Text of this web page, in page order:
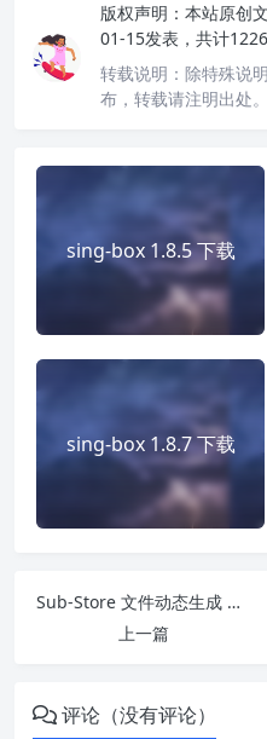
版权声明： 本站原创
01-15发表，共计1226
转载说明： 除特殊说
布，转载请注明出处。
sing-box 1.8.5 下载
sing-box 1.8.7 下载
Sub-Store 文件动态生成 📦 sing-box 配置示例
上一篇
评论（没有评论）